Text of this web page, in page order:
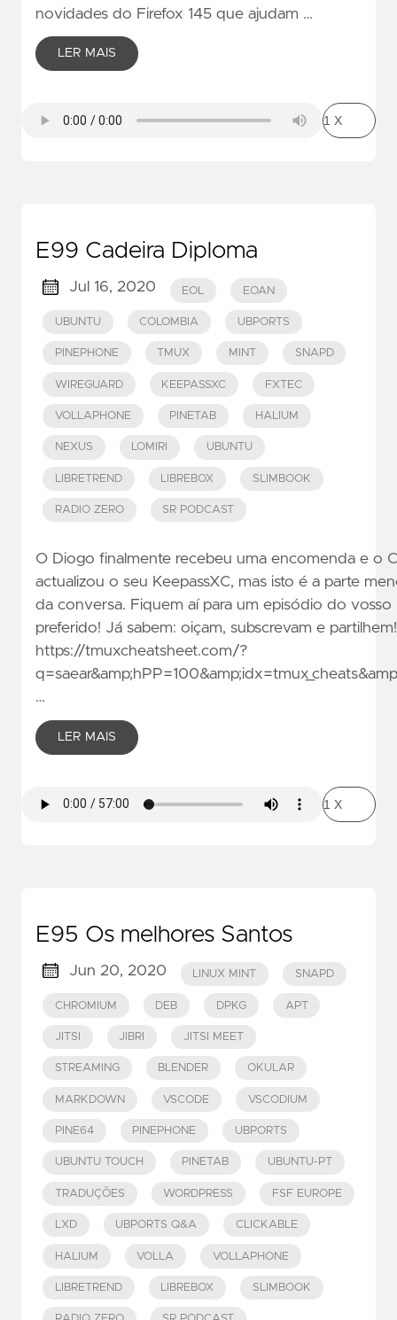
novidades do Firefox 145 que ajudam …
LER MAIS
E99 Cadeira Diploma
Jul 16, 2020 EOL EOAN
UBUNTU COLOMBIA UBPORTS
PINEPHONE TMUX MINT SNAPD
WIREGUARD KEEPASSXC FXTEC
VOLLAPHONE PINETAB HALIUM
NEXUS LOMIRI UBUNTU
LIBRETREND LIBREBOX SLIMBOOK
RADIO ZERO SR PODCAST
O Diogo finalmente recebeu uma encomenda e o
actualizou o seu KeepassXC, mas isto é a parte
da conversa. Fiquem aí para um episódio do vosso
preferido! Já sabem: oiçam, subscrevam e partilhem!
https://tmuxcheatsheet.com/?
…
LER MAIS
E95 Os melhores Santos
Jun 20, 2020 LINUX MINT SNAPD
CHROMIUM DEB DPKG APT
JITSI JIBRI JITSI MEET
STREAMING BLENDER OKULAR
MARKDOWN VSCODE VSCODIUM
PINE64 PINEPHONE UBPORTS
UBUNTU TOUCH PINETAB UBUNTU-PT
TRADUÇÕES WORDPRESS FSF EUROPE
LXD UBPORTS Q&A CLICKABLE
HALIUM VOLLA VOLLAPHONE
LIBRETREND LIBREBOX SLIMBOOK